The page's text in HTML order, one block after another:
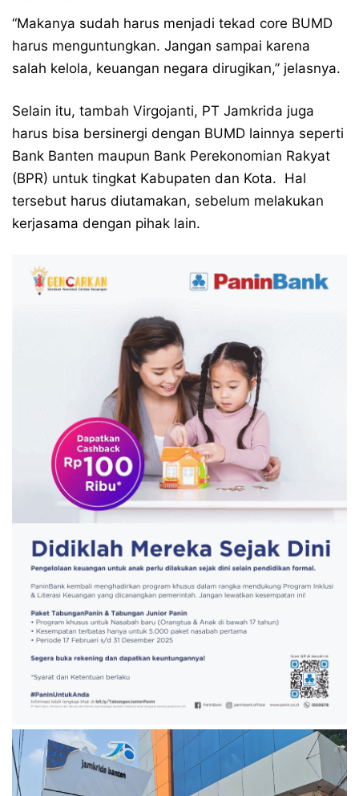
“Makanya sudah harus menjadi tekad core BUMD
harus menguntungkan. Jangan sampai karena
salah kelola, keuangan negara dirugikan,” jelasnya.
Selain itu, tambah Virgojanti, PT Jamkrida juga
harus bisa bersinergi dengan BUMD lainnya seperti
Bank Banten maupun Bank Perekonomian Rakyat
(BPR) untuk tingkat Kabupaten dan Kota. Hal
tersebut harus diutamakan, sebelum melakukan
kerjasama dengan pihak lain.